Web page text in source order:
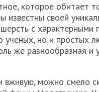
которое обитает
известны своей
с
ученых, но и простых
же разнообразная и
вживую, можно смело